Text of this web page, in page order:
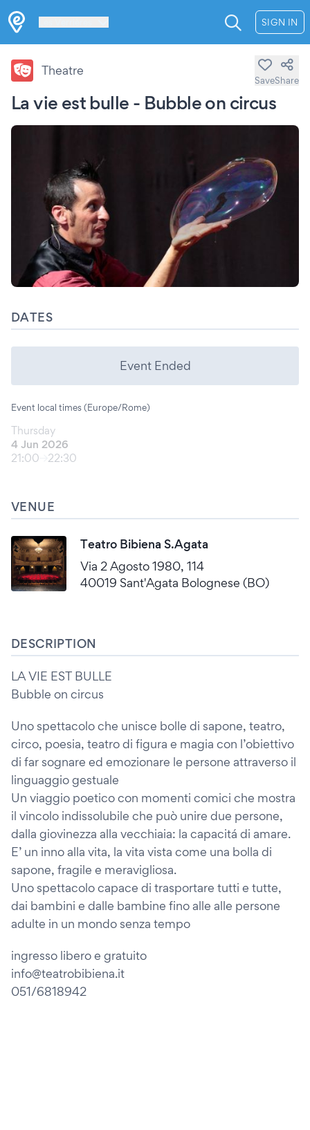
SIGN IN
La vie est bulle - Bubble on circus
Theatre
SaveShare
DATES
Event Ended
Event local times (Europe/Rome)
Thursday
4 Jun 2026
21:00
22:30
VENUE
Teatro Bibiena S.Agata
Via 2 Agosto 1980, 114
40019 Sant'Agata Bolognese (BO)
DESCRIPTION
LA VIE EST BULLE
Bubble on circus
Uno spettacolo che unisce bolle di sapone, teatro,
circo, poesia, teatro di figura e magia con l’obiettivo
di far sognare ed emozionare le persone attraverso il
linguaggio gestuale
Un viaggio poetico con momenti comici che mostra
il vincolo indissolubile che può unire due persone,
dalla giovinezza alla vecchiaia: la capacitá di amare.
E’ un inno alla vita, la vita vista come una bolla di
sapone, fragile e meravigliosa.
Uno spettacolo capace di trasportare tutti e tutte,
dai bambini e dalle bambine fino alle alle persone
adulte in un mondo senza tempo
ingresso libero e gratuito
info@teatrobibiena.it
051/6818942